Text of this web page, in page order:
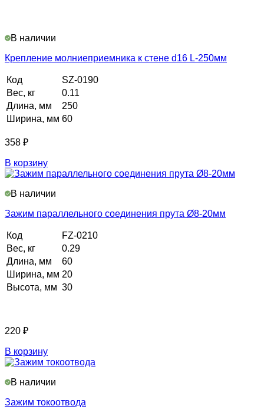
В наличии
Крепление молниеприемника к стене d16 L-250мм
Код
SZ-0190
Вес, кг
0.11
Длина, мм
250
Ширина, мм 60
358 ₽
В корзину
В наличии
Зажим параллельного соединения прута Ø8-20мм
Код
FZ-0210
Вес, кг
0.29
Длина, мм
60
Ширина, мм 20
Высота, мм 30
220 ₽
В корзину
В наличии
Зажим токоотвода